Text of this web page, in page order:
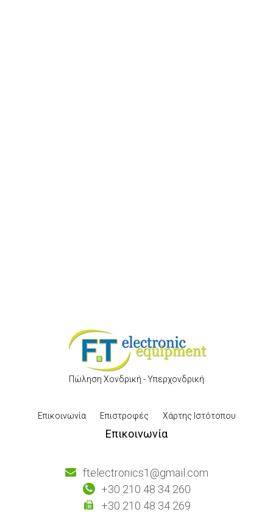
Πώληση Χονδρική - Υπερχονδρική
Επικοινωνία Επιστροφές Χάρτης Ιστότοπου
Επικοινωνία
ftelectronics1@gmail.com
+30 210 48 34 260
+30 210 48 34 269